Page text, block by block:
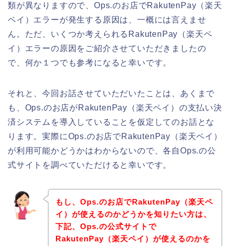
類が異なりますので、Ops.のお店でRakutenPay（楽天
ペイ）エラーが発生する原因は、一概には言えませ
ん。ただ、いくつか考えられるRakutenPay（楽天ペ
イ）エラーの原因をご紹介させていただきましたの
で、何か１つでも参考になると幸いです。
それと、今回お話させていただいたことは、あくまで
も、Ops.のお店がRakutenPay（楽天ペイ）の支払い決
済システムを導入していることを仮定してのお話とな
ります。実際にOps.のお店でRakutenPay（楽天ペイ）
が利用可能かどうかはわからないので、各自Ops.の公
式サイトを調べていただけると幸いです。
もし、Ops.のお店でRakutenPay（楽天ペ
イ）が使えるのかどうかを知りたい方は、
下記、Ops.の公式サイトで
RakutenPay（楽天ペイ）が使えるのかを